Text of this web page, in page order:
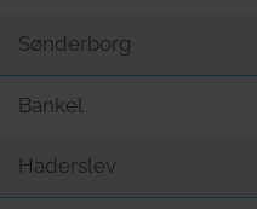
Sønderborg
Bankel
Haderslev